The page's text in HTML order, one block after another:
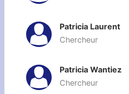
Patricia Laurent
Chercheur
Patricia Wantiez
Chercheur